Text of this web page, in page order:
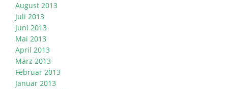
August 2013
Juli 2013
Juni 2013
Mai 2013
April 2013
März 2013
Februar 2013
Januar 2013